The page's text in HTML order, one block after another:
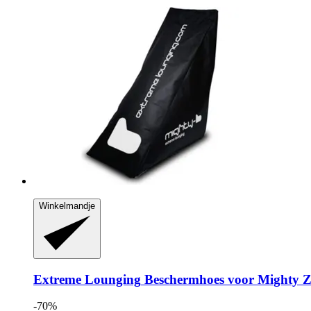
Winkelmandje
Extreme Lounging Beschermhoes voor Mighty
-70%